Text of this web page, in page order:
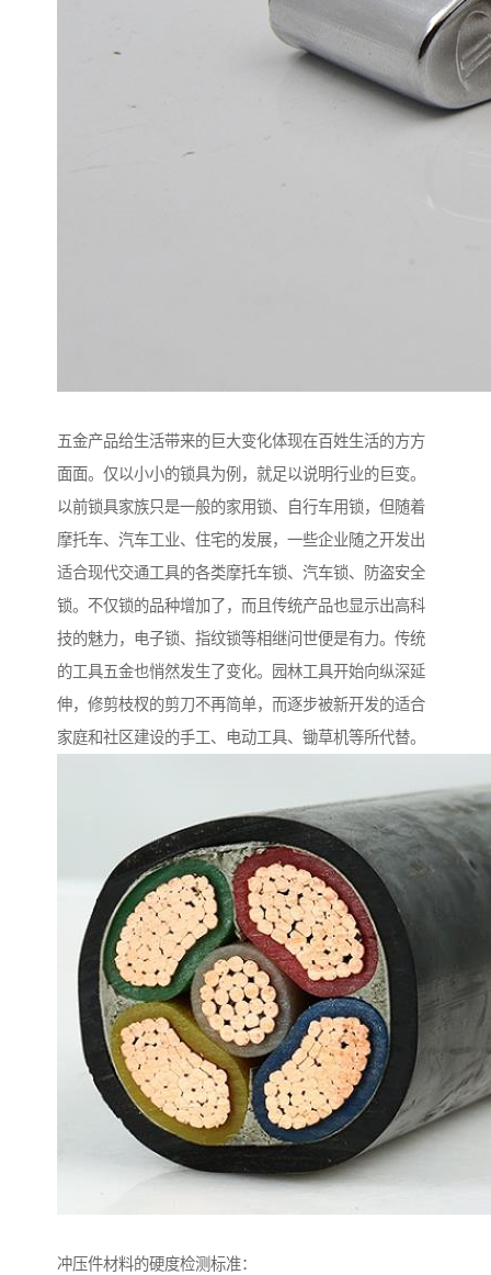
五金产品给生活带来的巨大变化体现在百姓生活的方方
面面。仅以小小的锁具为例，就足以说明行业的巨变。
以前锁具家族只是一般的家用锁、自行车用锁，但随着
摩托车、汽车工业、住宅的发展，一些企业随之开发出
适合现代交通工具的各类摩托车锁、汽车锁、防盗安全
锁。不仅锁的品种增加了，而且传统产品也显示出高科
技的魅力，电子锁、指纹锁等相继问世便是有力。传统
的工具五金也悄然发生了变化。园林工具开始向纵深延
伸，修剪枝杈的剪刀不再简单，而逐步被新开发的适合
家庭和社区建设的手工、电动工具、锄草机等所代替。
冲压件材料的硬度检测标准：